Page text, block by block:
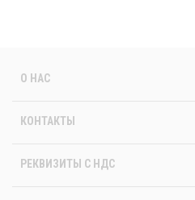
О НАС
КОНТАКТЫ
РЕКВИЗИТЫ C НДС